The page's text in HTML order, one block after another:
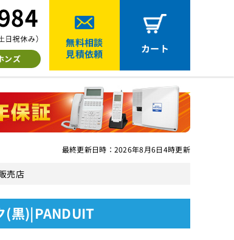
ンズ
無料相談
見積依頼
カート
最終更新日時：2026年8月6日4時更新
売店
(黒)|PANDUIT